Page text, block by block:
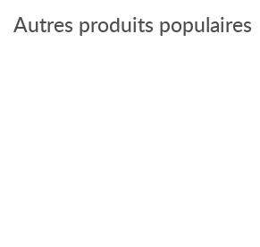
Autres produits populaires